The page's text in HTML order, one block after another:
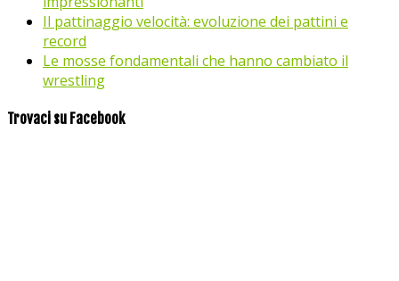
Il pattinaggio velocità: evoluzione dei pattini e
record
Le mosse fondamentali che hanno cambiato il
wrestling
Trovaci su Facebook